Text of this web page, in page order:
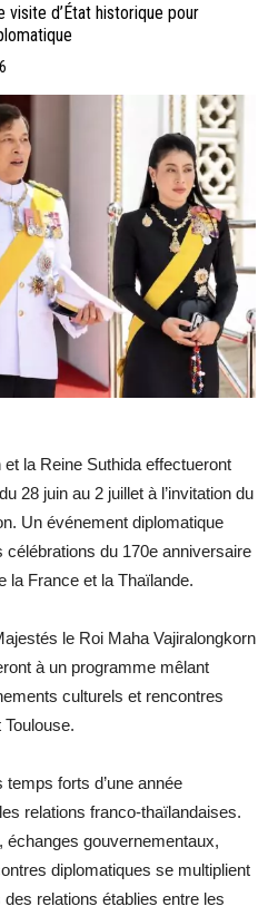
visite d’État historique pour
la Reine Suthida effectueront
28 juin au 2 juillet à l’invitation du
Un événement diplomatique
célébrations du 170e anniversaire
la France et la Thaïlande.
le Roi Maha Vajiralongkorn
à un programme mêlant
culturels et rencontres
temps forts d’une année
relations franco-thaïlandaises.
gouvernementaux,
diplomatiques se multiplient
relations établies entre les